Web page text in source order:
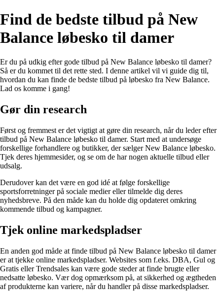
Find de bedste tilbud på New
Balance løbesko til damer
Er du på udkig efter gode tilbud på New Balance løbesko til damer?
Så er du kommet til det rette sted. I denne artikel vil vi guide dig til,
hvordan du kan finde de bedste tilbud på løbesko fra New Balance.
Lad os komme i gang!
Gør din research
Først og fremmest er det vigtigt at gøre din research, når du leder efter
tilbud på New Balance løbesko til damer. Start med at undersøge
forskellige forhandlere og butikker, der sælger New Balance løbesko.
Tjek deres hjemmesider, og se om de har nogen aktuelle tilbud eller
udsalg.
Derudover kan det være en god idé at følge forskellige
sportsforretninger på sociale medier eller tilmelde dig deres
nyhedsbreve. På den måde kan du holde dig opdateret omkring
kommende tilbud og kampagner.
Tjek online markedspladser
En anden god måde at finde tilbud på New Balance løbesko til damer
er at tjekke online markedspladser. Websites som f.eks. DBA, Gul og
Gratis eller Trendsales kan være gode steder at finde brugte eller
nedsatte løbesko. Vær dog opmærksom på, at sikkerhed og ægtheden
af produkterne kan variere, når du handler på disse markedspladser.